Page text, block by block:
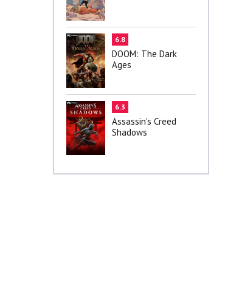
6.8
DOOM: The Dark
Ages
6.3
Assassin's Creed
Shadows